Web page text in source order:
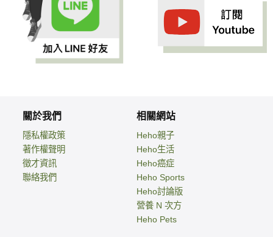
關於我們
隱私權政策
著作權聲明
徵才資訊
聯絡我們
相關網站
Heho親子
Heho生活
Heho癌症
Heho Sports
Heho討論版
營養 N 次方
Heho Pets